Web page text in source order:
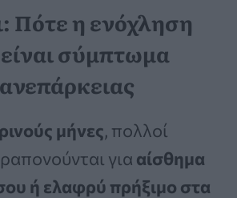
Πότε η ενόχληση
σύμπτωμα
μήνες, πολλοί
για αίσθημα
ή ελαφρύ πρήξιμο στα